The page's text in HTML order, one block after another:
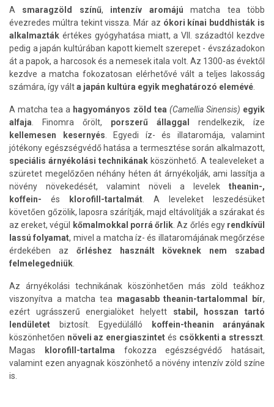
A smaragzöld színű, intenzív aromájú matcha tea több
évezredes múltra tekint vissza. Már az ókori kínai buddhisták is
alkalmazták értékes gyógyhatása miatt, a VII. századtól kezdve
pedig a japán kultúrában kapott kiemelt szerepet - évszázadokon
át a papok, a harcosok és a nemesek itala volt. Az 1300-as évektől
kezdve a matcha fokozatosan elérhetővé vált a teljes lakosság
számára, így válta japán kultúra egyik meghatározó elemévé
A matcha tea a hagyományos zöld tea (Camellia Sinensis) egyik
alfaja . Finomra őrölt, porszerű állaggal
rendelkezik, íze
kellemesen kesernyés . Egyedi íz- és illataromája, valamint
jótékony egészségvédő hatása a termesztése során alkalmazott,
speciális árnyékolási technikának köszönhető. A tealeveleket a
szüretet megelőzően néhány héten át árnyékolják, ami lassítja a
növény növekedését, valamint növeli a levelek theanin-,
koffein- és klorofill-tartalmát . A leveleket leszedésüket
követően gőzölik, laposra szárítják, majd eltávolítják a szárakat és
az ereket, végül
kőmalmokkal porrá őrlik . Az őrlés egyrendkívül
lassú folyamat, mivel a matcha íz- és illataromájának megőrzése
érdekében az őrléshez használt köveknek nem szabad
felmelegedniük
Az árnyékolási technikának köszönhetően más zöld teákhoz
viszonyítva a matcha tea magasabb theanin-tartalommal bír,
ezért ugrásszerű energialöket helyett stabil, hosszan tartó
lendületet
biztosít. Egyedülálló koffein-theanin arányának
köszönhetően növeli az energiaszintet és csökkenti a stresszt
Magas
klorofill-tartalma fokozza egészségvédő hatásait,
valamint ezen anyagnak köszönhető a növény intenzív zöld színe
is.